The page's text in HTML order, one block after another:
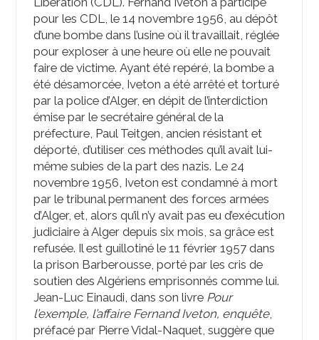
pour les CDL, le 14 novembre 1956, au dépôt
d’une bombe dans l’usine où il travaillait, réglée
pour exploser à une heure où elle ne pouvait
faire de victime. Ayant été repéré, la bombe a
été désamorcée, Iveton a été arrêté et torturé
par la police d’Alger, en dépit de l’interdiction
émise par le secrétaire général de la
préfecture, Paul Teitgen, ancien résistant et
déporté, d’utiliser ces méthodes qu’il avait lui-
même subies de la part des nazis. Le 24
novembre 1956, Iveton est condamné à mort
par le tribunal permanent des forces armées
d’Alger, et, alors qu’il n’y avait pas eu d’exécution
judiciaire à Alger depuis six mois, sa grâce est
refusée. Il est guillotiné le 11 février 1957 dans
la prison Barberousse, porté par les cris de
soutien des Algériens emprisonnés comme lui.
Jean-Luc Einaudi, dans son livre Pour
l’exemple, l’affaire Fernand Iveton, enquête,
préfacé par Pierre Vidal-Naquet, suggère que